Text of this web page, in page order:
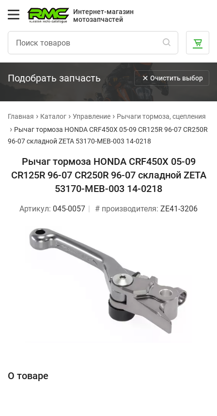
Интернет-магазин
мотозапчастей
Подобрать запчасть Очистить выбор
Главная Каталог Управление
Рычаги тормоза, сцепления
Рычаг тормоза HONDA CRF450X 05-09 CR125R 96-07 CR250R
96-07 складной ZETA 53170-MEB-003 14-0218
Рычаг тормоза HONDA CRF450X 05-09
CR125R 96-07 CR250R 96-07 складной ZETA
53170-MEB-003 14-0218
Артикул: 045-0057 # производителя: ZE41-3206
О товаре